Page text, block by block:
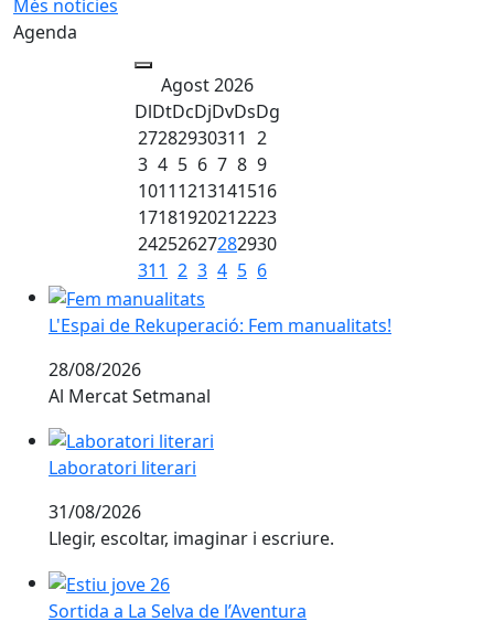
Més notícies
Agost 2026
DlDtDcDjDvDs Dg
27 28 29 30 31 1 2
3 4 5 6 7 8 9
10111213141516
17181920212223
2425 26 27 28 29 30
311 2 3
L'Espai de Rekuperació: Fem manualitats!
28/08/2026
Laboratori literari
31/08/2026
Sortida a La Selva de l’Aventura